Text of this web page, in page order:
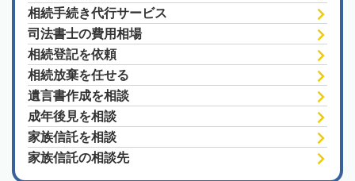
相続手続き代行サービス
司法書士の費用相場
相続登記を依頼
相続放棄を任せる
遺言書作成を相談
成年後見を相談
家族信託を相談
家族信託の相談先